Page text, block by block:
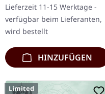
…
Lieferzeit 11-15 Werktage -
verfügbar beim Lieferanten,
wird bestellt
HINZUFÜGEN
Limited